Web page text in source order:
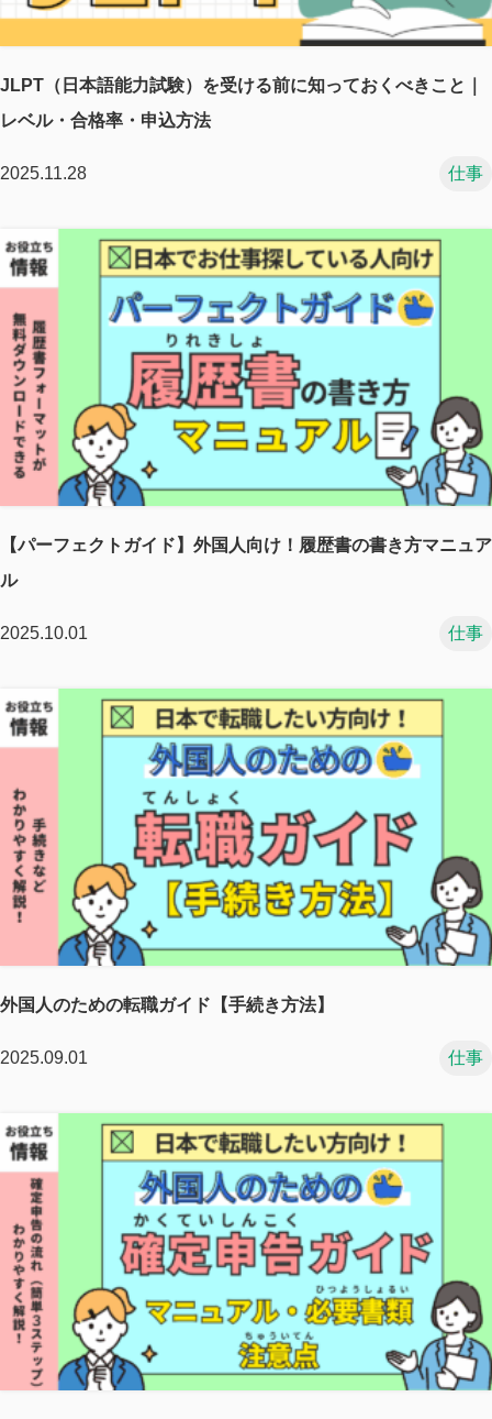
JLPT（日本語能力試験）を受ける前に知っておくべきこと｜
レベル・合格率・申込方法
2025.11.28 仕事
【パーフェクトガイド】外国人向け！履歴書の書き方マニュア
ル
2025.10.01 仕事
外国人のための転職ガイド【手続き方法】
2025.09.01 仕事